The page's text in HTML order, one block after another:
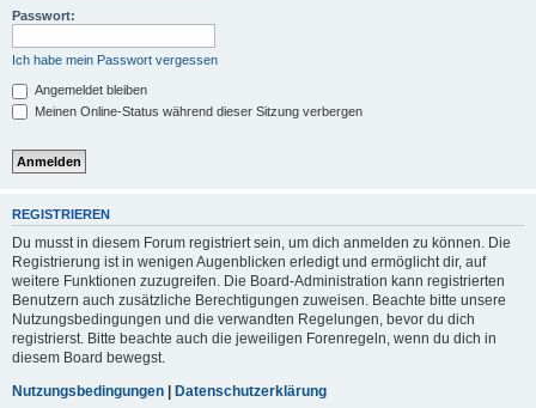
Passwort:
Ich habe mein Passwort vergessen
Angemeldet bleiben
Meinen Online-Status während dieser Sitzung verbergen
REGISTRIEREN
Du musst in diesem Forum registriert sein, um dich anmelden zu können. Die
Registrierung ist in wenigen Augenblicken erledigt und ermöglicht dir, auf
weitere Funktionen zuzugreifen. Die Board-Administration kann registrierten
Benutzern auch zusätzliche Berechtigungen zuweisen. Beachte bitte unsere
Nutzungsbedingungen und die verwandten Regelungen, bevor du dich
registrierst. Bitte beachte auch die jeweiligen Forenregeln, wenn du dich in
diesem Board bewegst.
Nutzungsbedingungen | Datenschutzerklärung